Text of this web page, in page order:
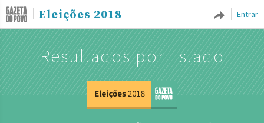
Entrar
Eleições 2018
Resultados por Estado